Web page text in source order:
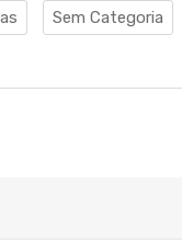
Sem Categoria